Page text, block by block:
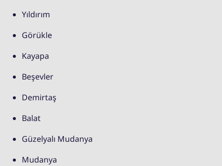
Yıldırım
Görükle
Kayapa
Beşevler
Demirtaş
Balat
Güzelyalı Mudanya
Mudanya